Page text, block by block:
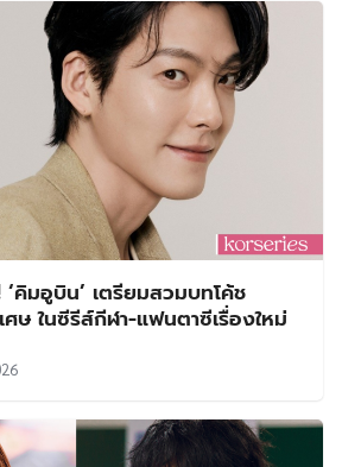
คิมอูบิน’ เตรียมสวมบทโค้ช
ษ ในซีรีส์กีฬา-แฟนตาซีเรื่องใหม่